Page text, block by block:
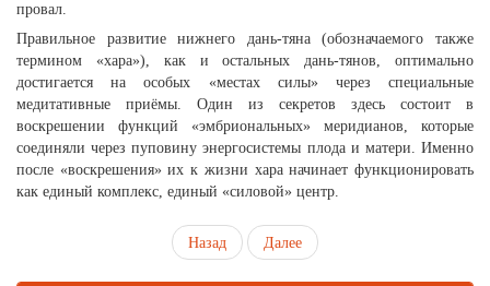
провал.
Правильное развитие нижнего дань-тяна (обозначаемого также
термином «хара»), как и остальных дань-тянов, оптимально
достигается на особых «местах силы» через специальные
медитативные приёмы. Один из секретов здесь состоит в
воскрешении функций «эмбриональных» меридианов, которые
соединяли через пуповину энергосистемы плода и матери. Именно
после «воскрешения» их к жизни хара начинает функционировать
как единый комплекс, единый «силовой» центр.
Назад Далее